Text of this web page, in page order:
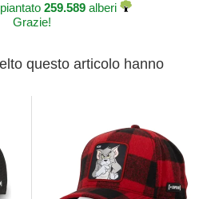
259.589 alberi
Grazie!
questo articolo hanno